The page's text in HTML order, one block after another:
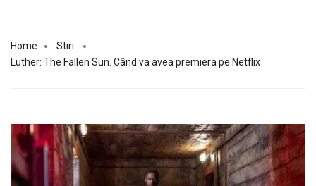
Home
Stiri
Luther: The Fallen Sun. Când va avea premiera pe Netflix